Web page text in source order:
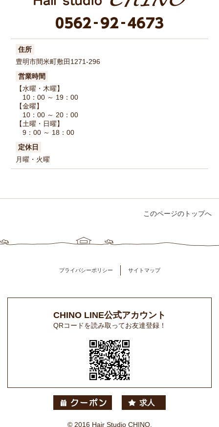
住所
豊明市間米町敷田1271-296
営業時間
【水曜・木曜】
10：00 ～ 19：00
【金曜】
10：00 ～ 20：00
【土曜・日曜】
9：00 ～ 18：00
定休日
月曜・火曜
このページのトップへ
プライバシーポリシー サイトマップ
CHINO LINE公式アカウント
QRコードを読み取ってお友達登録！
© 2016 Hair Studio CHINO.